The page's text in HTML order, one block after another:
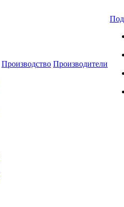
Производство Производители